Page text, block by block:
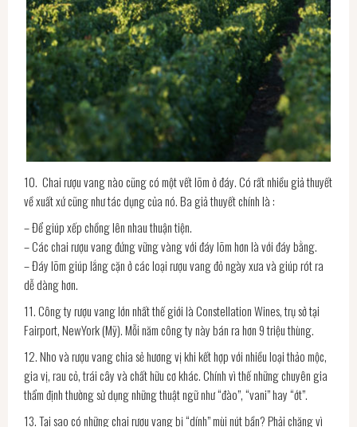
10. Chai rượu vang nào cũng có một vết lõm ở đáy. Có rất nhiều giả thuyết
về xuất xứ cũng như tác dụng của nó. Ba giả thuyết chính là :
– Để giúp xếp chồng lên nhau thuận tiện.
– Các chai rượu vang đứng vững vàng với đáy lõm hơn là với đáy bằng.
– Đáy lõm giúp lắng cặn ở các loại rượu vang đỏ ngày xưa và giúp rót ra
dễ dàng hơn.
11. Công ty rượu vang lớn nhất thế giới là Constellation Wines, trụ sở tại
Fairport, NewYork (Mỹ). Mỗi năm công ty này bán ra hơn 9 triệu thùng.
12. Nho và rượu vang chia sẻ hương vị khi kết hợp với nhiều loại thảo mộc,
gia vị, rau cỏ, trái cây và chất hữu cơ khác. Chính vì thế những chuyên gia
thẩm định thường sử dụng những thuật ngữ như “đào”, “vani” hay “ớt”.
13. Tại sao có những chai rượu vang bị “dính” mùi nút bần? Phải chăng vì